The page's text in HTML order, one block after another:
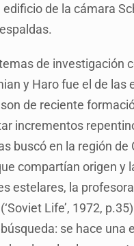
edificio de la cámara
de investigación
y Haro fue el de las
de reciente
incrementos
buscó en la región de
compartían origen y
estelares, la
Life’, 1972,
se hace una